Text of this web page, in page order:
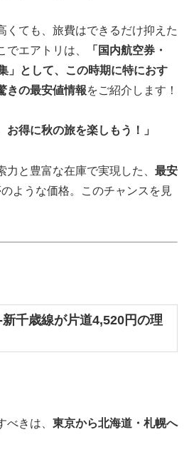
くても、旅費はできるだけ抑えた
でエアトリは、
「国内航空券・
」として、この時期に特におす
きの最安値情報をご紹介します！
お得に秋の旅を楽しもう！」
と豊富な在庫で実現した、 最安
ような価格。このチャンスを見
千歳線が片道4,520円の理
きは、 東京から北海道・札幌へ